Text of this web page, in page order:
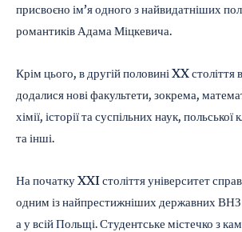
присвоєно ім’я одного з найвидатніших
романтиків Адама Міцкевича.
Крім цього, в другій половині XX століття
додалися нові факультети, зокрема,
хімії, історії та суспільних наук, польської
та інші.
На початку XXI століття університет
одним із найпрестижніших державних
а у всій Польщі. Студентське містечко з